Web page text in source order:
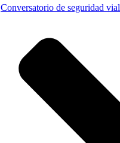
Conversatorio de seguridad vial